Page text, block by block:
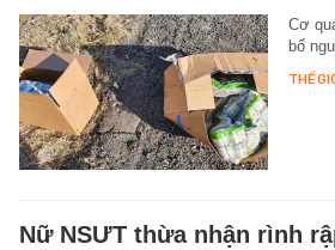
Cơ
bố
THẾ
Nữ NSƯT thừa nhận rình